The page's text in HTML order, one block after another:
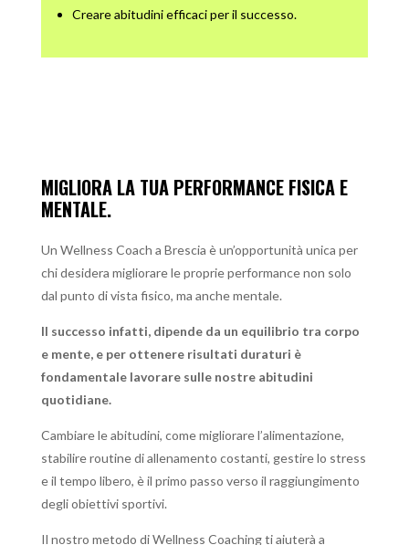
Creare abitudini efficaci per il successo.
MIGLIORA LA TUA PERFORMANCE FISICA E
MENTALE.
Un Wellness Coach a Brescia è un’opportunità unica per
chi desidera migliorare le proprie performance non solo
dal punto di vista fisico, ma anche mentale.
Il successo infatti, dipende da un equilibrio tra corpo
e mente, e per ottenere risultati duraturi è
fondamentale lavorare sulle nostre abitudini
quotidiane.
Cambiare le abitudini, come migliorare l’alimentazione,
stabilire routine di allenamento costanti, gestire lo stress
e il tempo libero, è il primo passo verso il raggiungimento
degli obiettivi sportivi.
Il nostro metodo di Wellness Coaching ti aiuterà a